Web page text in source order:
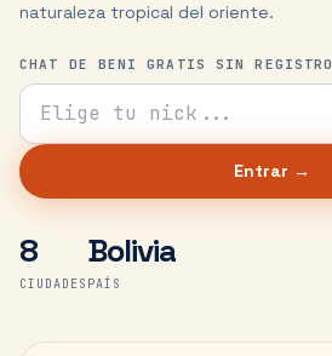
naturaleza tropical del oriente.
CHAT DE BENI GRATIS SIN REGISTRO
Tu nick para el chat
Entrar →
8
CIUDADES
Bolivia
PAÍS